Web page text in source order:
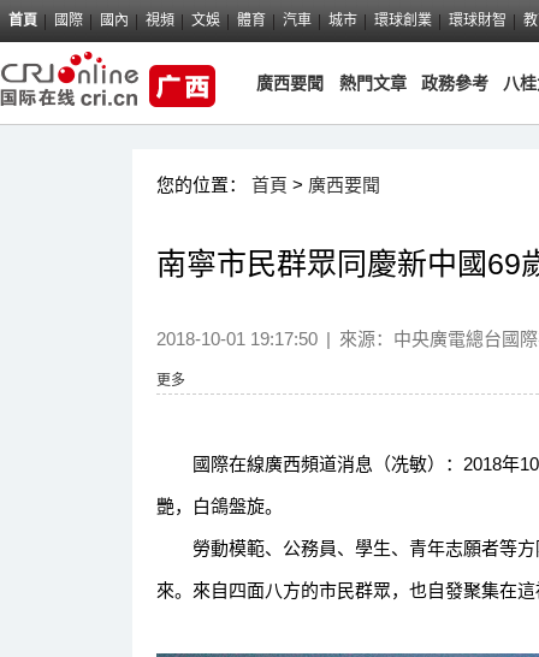
首頁 國際 國內 視頻 文娛 體育 汽車 城市 環球創業 環球財智
廣西要聞 熱門文章 政務參考 八
您的位置： 首頁 > 廣西要聞
南寧市民群眾同慶新中國69
2018-10-01 19:17:50 | 來源： 中央廣電總台國
更多
國際在線廣西頻道消息（冼敏）：2018年10
艷，白鴿盤旋。
勞動模範、公務員、學生、青年志願者等方
來。來自四面八方的市民群眾，也自發聚集在